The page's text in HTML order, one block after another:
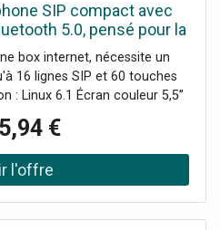
SIP compact avec
5.0, pensé pour la
et la durabilité.
box internet, nécessite un
16 lignes SIP et 60 touches
: Linux 6.1 Écran couleur 5,5’’
locales jusqu’à 10
et Bluetooth 5.0 intégrés
A et USB-C Sécurité 3 niveaux
Durable : matériaux
€